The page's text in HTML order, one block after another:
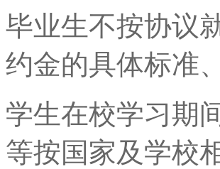
毕业生不按协议
约金的具体标准
学生在校学习期
等按国家及学校